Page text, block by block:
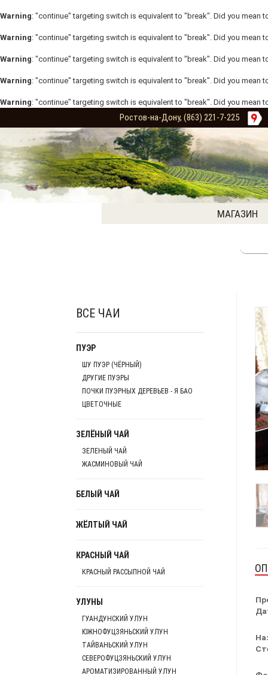
Warning: "continue" targeting switch is equivalent to "break". Did you mean
Warning: "continue" targeting switch is equivalent to "break". Did you mean
Warning: "continue" targeting switch is equivalent to "break". Did you mean
Warning: "continue" targeting switch is equivalent to "break". Did you mean
Warning: "continue" targeting switch is equivalent to "break". Did you mean
Ростов-на-Дону, (863) 221-7-225
МАГАЗИН
ВСЕ ЧАИ
ПУЭР
ШУ ПУЭР (ЧЁРНЫЙ)
ДРУГИЕ ПУЭРЫ
ПОЧКИ ПУЭРНЫХ ДЕРЕВЬЕВ - Я БАО
ЦВЕТОЧНЫЕ
ЗЕЛЁНЫЙ ЧАЙ
ЗЕЛЕНЫЙ ЧАЙ
ЖАСМИНОВЫЙ ЧАЙ
БЕЛЫЙ ЧАЙ
ЖЁЛТЫЙ ЧАЙ
КРАСНЫЙ ЧАЙ
КРАСНЫЙ РАССЫПНОЙ ЧАЙ
УЛУНЫ
ГУАНДУНСКИЙ УЛУН
ЮЖНОФУЦЗЯНЬСКИЙ УЛУН
ТАЙВАНЬСКИЙ УЛУН
СЕВЕРОФУЦЗЯНЬСКИЙ УЛУН
АРОМАТИЗИРОВАННЫЙ УЛУН